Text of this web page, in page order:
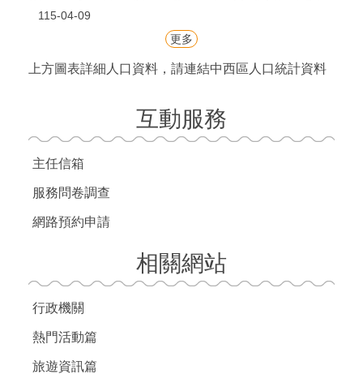
115-04-09
更多
上方圖表詳細人口資料，請連結中西區人口統計資料
互動服務
主任信箱
服務問卷調查
網路預約申請
相關網站
行政機關
熱門活動篇
旅遊資訊篇